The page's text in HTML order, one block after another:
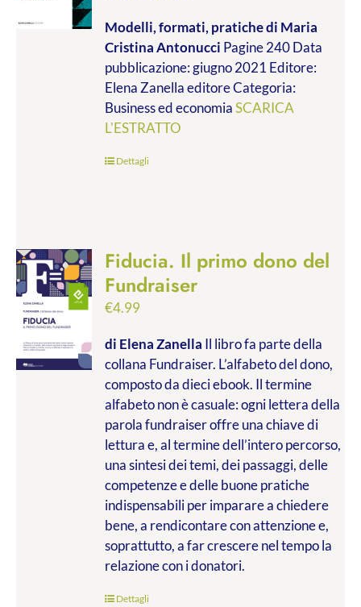
prezzo:
da
€9.99
a
€28.00
Modelli, formati, pratichedi Maria
Cristina Antonucci Pagine 240 Data
pubblicazione: giugno 2021 Editore:
Elena Zanella editore Categoria:
Business ed economiaSCARICA
L'ESTRATTO
Dettagli
Fiducia. Il primo dono del
Fundraiser
€4.99
di Elena Zanella Il libro fa parte della
collana Fundraiser. L’alfabeto del dono,
composto da dieci ebook. Il termine
alfabeto non è casuale: ogni lettera della
parola fundraiser offre una chiave di
lettura e, al termine dell’intero percorso,
una sintesi dei temi, dei passaggi, delle
competenze e delle buone pratiche
indispensabili per imparare a chiedere
bene, a rendicontare con attenzione e,
soprattutto, a far crescere nel tempo la
relazione con i donatori.
Dettagli